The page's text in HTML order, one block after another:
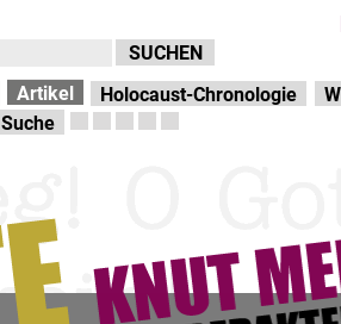
Artikel Holocaust-Chronologie
Suche